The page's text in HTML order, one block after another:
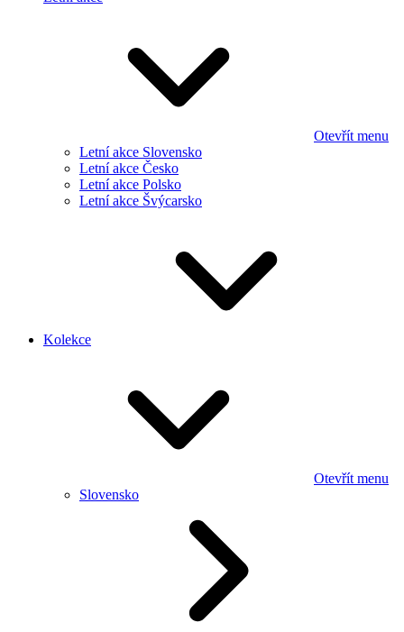
Otevřít menu
Letní akce Slovensko
Letní akce Česko
Letní akce Polsko
Letní akce Švýcarsko
Kolekce
Otevřít menu
Slovensko